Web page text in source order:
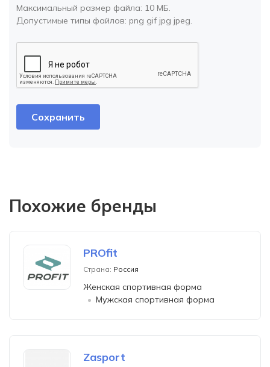
Максимальный размер файла: 10 МБ.
Допустимые типы файлов: png gif jpg jpeg.
Похожие бренды
PROfit
Страна: Россия
Женская спортивная форма
Мужская спортивная форма
Zasport